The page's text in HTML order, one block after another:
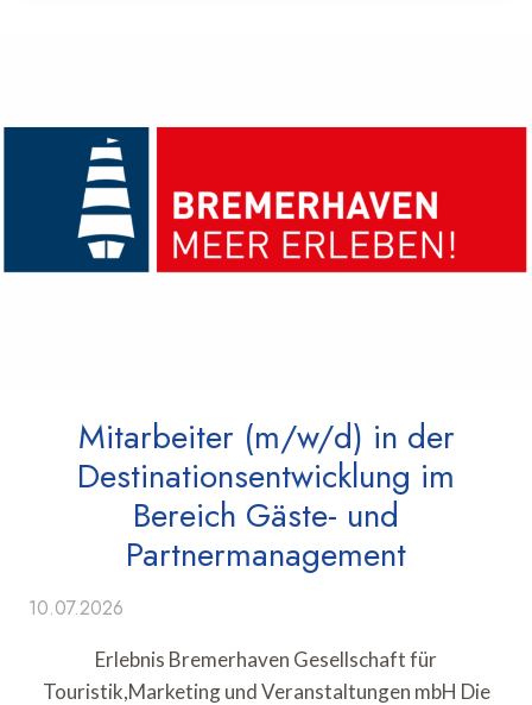
Mitarbeiter (m/w/d) in der
Destinationsentwicklung im
Bereich Gäste- und
Partnermanagement
10.07.2026
Erlebnis Bremerhaven Gesellschaft für
Touristik,Marketing und Veranstaltungen mbH Die